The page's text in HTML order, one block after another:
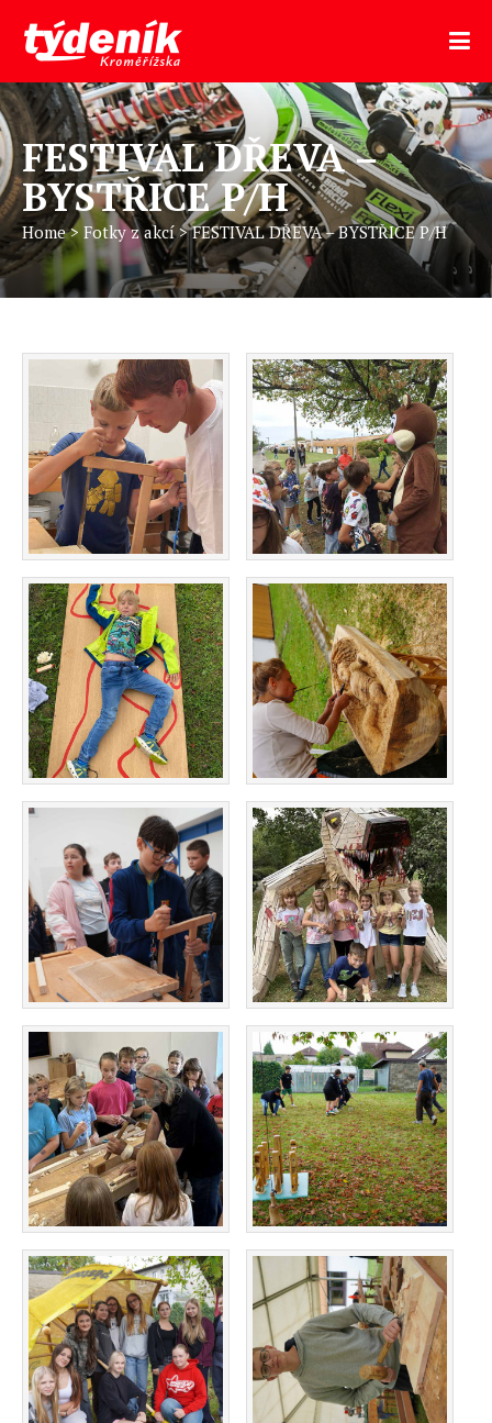
FESTIVAL DŘEVA –
BYSTŘICE P/H
Home> Fotky z akcí>FESTIVAL DŘEVA – BYSTŘICE P/H